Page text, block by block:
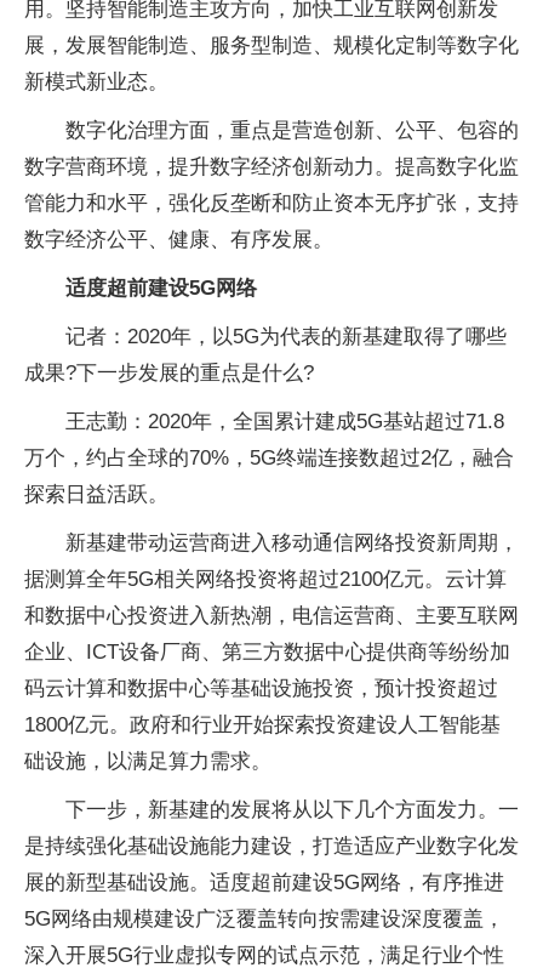
用。坚持智能制造主攻方向，加快工业互联网创新发
展，发展智能制造、服务型制造、规模化定制等数字化
新模式新业态。
数字化治理方面，重点是营造创新、公平、包容的
数字营商环境，提升数字经济创新动力。提高数字化监
管能力和水平，强化反垄断和防止资本无序扩张，支持
数字经济公平、健康、有序发展。
适度超前建设5G网络
记者：2020年，以5G为代表的新基建取得了哪些
成果?下一步发展的重点是什么?
王志勤：2020年，全国累计建成5G基站超过71.8
万个，约占全球的70%，5G终端连接数超过2亿，融合
探索日益活跃。
新基建带动运营商进入移动通信网络投资新周期，
据测算全年5G相关网络投资将超过2100亿元。云计算
和数据中心投资进入新热潮，电信运营商、主要互联网
企业、ICT设备厂商、第三方数据中心提供商等纷纷加
码云计算和数据中心等基础设施投资，预计投资超过
1800亿元。政府和行业开始探索投资建设人工智能基
础设施，以满足算力需求。
下一步，新基建的发展将从以下几个方面发力。一
是持续强化基础设施能力建设，打造适应产业数字化发
展的新型基础设施。适度超前建设5G网络，有序推进
5G网络由规模建设广泛覆盖转向按需建设深度覆盖，
深入开展5G行业虚拟专网的试点示范，满足行业个性